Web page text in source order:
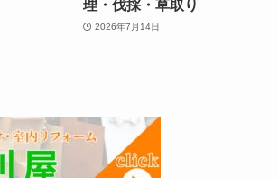
理・伐採・草取り
2026年7月14日